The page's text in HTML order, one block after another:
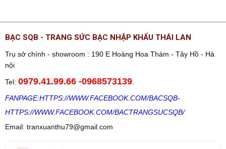
BẠC SQB - TRANG SỨC BẠC NHẬP KHẨU THÁI LAN
Trụ sở chính - showroom : 190 E Hoàng Hoa Thám - Tây Hồ - Hà
nội
Tel: 0979.41.99.66 -0968573139
FANPAGE:HTTPS://WWW.FACEBOOK.COM/BACSQB-
HTTPS://WWW.FACEBOOK.COM/BACTRANGSUCSQB/
Email: tranxuanthu79@gmail.com